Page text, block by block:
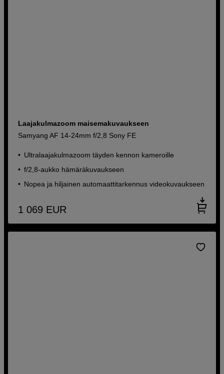
Laajakulmazoom maisemakuvaukseen
Samyang AF 14-24mm f/2,8 Sony FE
Ultralaajakulmazoom täyden kennon kameroille
f/2,8-aukko hämäräkuvaukseen
Nopea ja hiljainen automaattitarkennus videokuvaukseen
1 069 EUR